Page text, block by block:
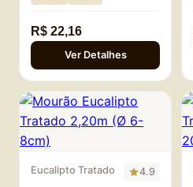
R$ 22,16
Ver Detalhes
Eucalipto Tratado 4.9